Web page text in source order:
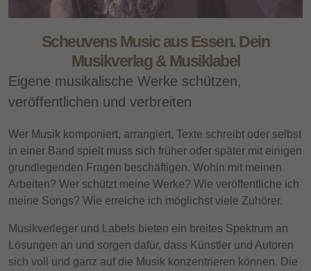
Scheuvens Music aus Essen. Dein
Musikverlag & Musiklabel
Eigene musikalische Werke schützen,
veröffentlichen und verbreiten
Wer Musik komponiert, arrangiert, Texte schreibt oder selbst
in einer Band spielt muss sich früher oder später mit einigen
grundlegenden Fragen beschäftigen. Wohin mit meinen
Arbeiten? Wer schützt meine Werke? Wie veröffentliche ich
meine Songs? Wie erreiche ich möglichst viele Zuhörer.
Musikverleger und Labels bieten ein breites Spektrum an
Lösungen an und sorgen dafür, dass Künstler und Autoren
sich voll und ganz auf die Musik konzentrieren können. Die